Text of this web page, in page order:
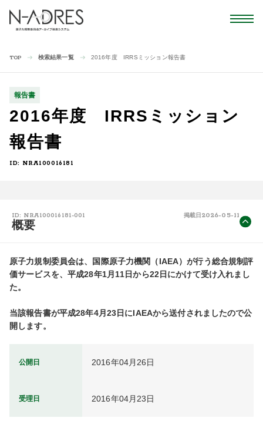
TOP 検索結果一覧 2016年度 IRRSミッション報告書
報告書
2016年度 IRRSミッション
報告書
ID: NRA100016181
ID: NRA100016181-001 掲載日 2026-05-11
概要
原子力規制委員会は、国際原子力機関（IAEA）が行う総合規制評
価サービスを、平成28年1月11日から22日にかけて受け入れまし
た。
当該報告書が平成28年4月23日にIAEAから送付されましたので公
開します。
公開日 2016年04月26日
受理日 2016年04月23日